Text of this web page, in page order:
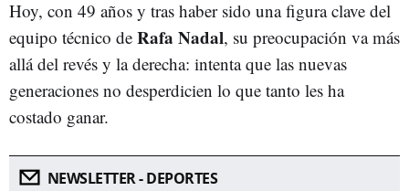
Hoy, con 49 años y tras haber sido una figura clave del
equipo técnico de Rafa Nadal, su preocupación va más
allá del revés y la derecha: intenta que las nuevas
generaciones no desperdicien lo que tanto les ha
costado ganar.
NEWSLETTER - DEPORTES